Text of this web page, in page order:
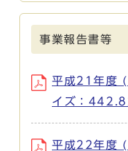
事業報告書等
平成21年度
イズ：
平成22年度